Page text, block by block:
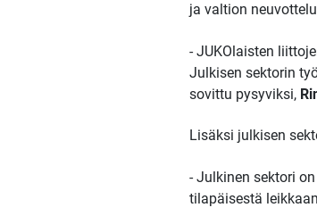
ja valtion
- JUKOlaisten
Julkisen sektorin
sovittu pysyviksi,
Lisäksi julkisen
- Julkinen sektori
tilapäisestä